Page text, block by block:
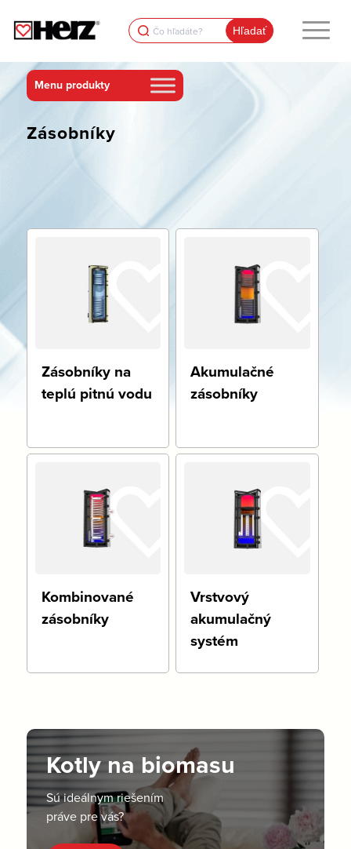
Search
for:
Zásobníky
Zásobníky na
teplú pitnú vodu
Akumulačné
zásobníky
Kombinované
zásobníky
Vrstvový
akumulačný
systém
Kotly na biomasu
Sú ideálnym riešením
práve pre vás?